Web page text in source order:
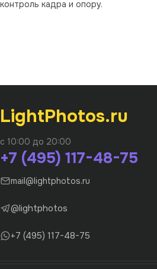
контроль кадра и опору.
LightPhotos.ru
с 10:00 до 20:00
+7 (495) 117-48-75
mail@lightphotos.ru
@lightphotos
+7 (495) 117-48-75